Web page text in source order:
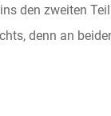
den zweiten
denn an